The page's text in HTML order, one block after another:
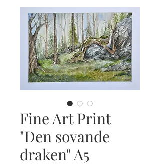
Fine Art Print
"Den sovande
draken" A5